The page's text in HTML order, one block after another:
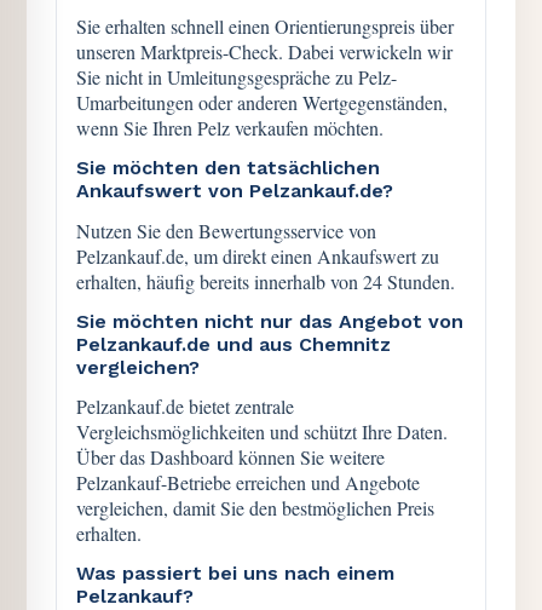
Sie erhalten schnell einen Orientierungspreis über
unseren Marktpreis-Check. Dabei verwickeln wir
Sie nicht in Umleitungsgespräche zu Pelz-
Umarbeitungen oder anderen Wertgegenständen,
wenn Sie Ihren Pelz verkaufen möchten.
Sie möchten den tatsächlichen
Ankaufswert von Pelzankauf.de?
Nutzen Sie den Bewertungsservice von
Pelzankauf.de, um direkt einen Ankaufswert zu
erhalten, häufig bereits innerhalb von 24 Stunden.
Sie möchten nicht nur das Angebot von
Pelzankauf.de und aus Chemnitz
vergleichen?
Pelzankauf.de bietet zentrale
Vergleichsmöglichkeiten und schützt Ihre Daten.
Über das Dashboard können Sie weitere
Pelzankauf-Betriebe erreichen und Angebote
vergleichen, damit Sie den bestmöglichen Preis
erhalten.
Was passiert bei uns nach einem
Pelzankauf?